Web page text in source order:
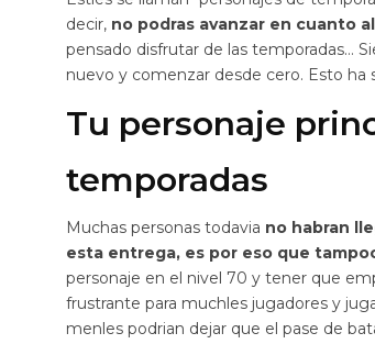
decir, no podras avanzar en cuanto
pensado disfrutar de las temporadas…
nuevo y comenzar desde cero. Esto
Tu personaje
temporadas
Muchas personas todavia no habran
esta entrega, es por eso que
personaje en el nivel 70 y tener que
frustrante para muchles jugadores y
menles podrian dejar que el pase de